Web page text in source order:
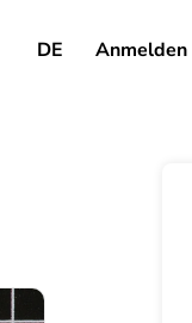
DE Anmelden